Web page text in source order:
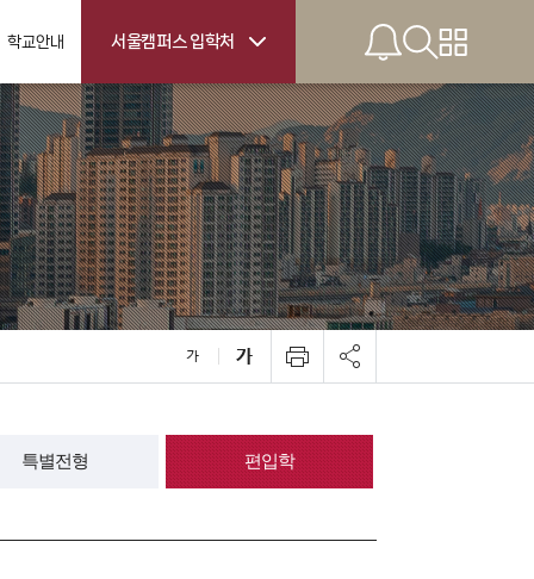
학교안내
공안내
전공제도
기숙사
서울캠퍼스 입학처
특별전형 편입학